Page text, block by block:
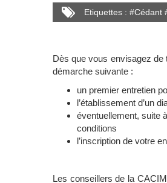
Etiquettes : #Cédant
Dès que vous envisagez
démarche suivante :
un premier entretien
l’établissement d’un
éventuellement, suite
conditions
l’inscription de votre
Les conseillers de la